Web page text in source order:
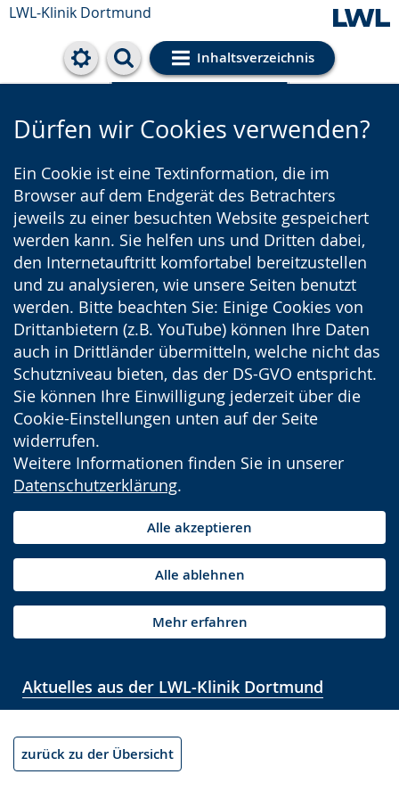
LWL-Klinik Dortmund
Inhaltsverzeichnis
Cookie-Einstellungen
Dürfen wir Cookies verwenden?
Ein Cookie ist eine Textinformation, die im
Browser auf dem Endgerät des Betrachters
jeweils zu einer besuchten Website gespeichert
werden kann. Sie helfen uns und Dritten dabei,
den Internetauftritt komfortabel bereitzustellen
und zu analysieren, wie unsere Seiten benutzt
werden. Bitte beachten Sie: Einige Cookies von
Drittanbietern (z.B. YouTube) können Ihre Daten
auch in Drittländer übermitteln, welche nicht das
Schutzniveau bieten, das der DS-GVO entspricht.
Sie können Ihre Einwilligung jederzeit über die
Cookie-Einstellungen unten auf der Seite
widerrufen.
Weitere Informationen finden Sie in unserer
Datenschutzerklärung.
Alle akzeptieren
Alle ablehnen
Mehr erfahren
Aktuelles aus der LWL-Klinik Dortmund
zurück zu der Übersicht